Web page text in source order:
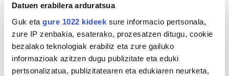
Datuen erabilera arduratsua
Guk eta gure 1022 kideek sure informacio pertsonala,
zure IP zenbakia, esaterako, prozesatzen ditugu, cookie
bezalako teknologiak erabiliz eta zure gailuko
informazioak azitzen dugu publizitate eta eduki
pertsonalizatua, publizitatearen eta edukiaren neurketa,